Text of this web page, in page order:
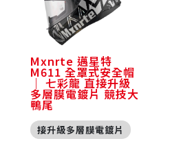
Mxnrte 邁星特
M611 全罩式安全帽
｜ 七彩龍 直接升級
多層膜電鍍片 競技大
鴨尾
接升級多層膜電鍍片